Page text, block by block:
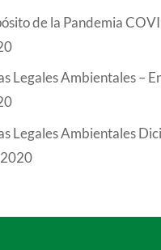
de la Pandemia
Legales Ambientales –
Legales Ambientales